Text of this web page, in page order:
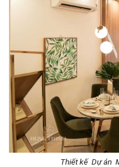
Thiết kế Dự án